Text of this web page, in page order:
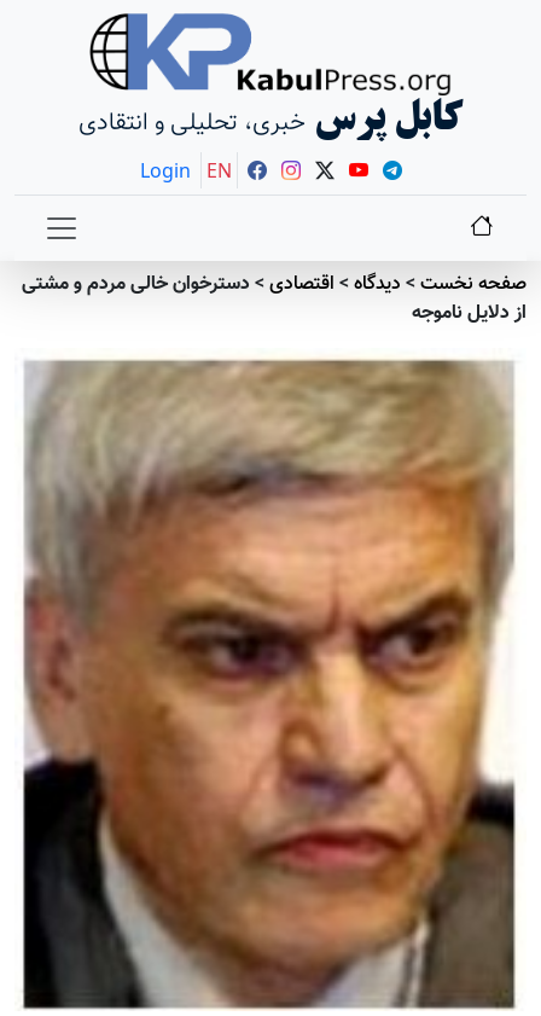
کابل پرس خبری، تحلیلی و انتقادی
Login EN
صفحه نخست> دیدگاه> اقتصادی> دسترخوان خالی مردم و مشتی
از دلایل ناموجه